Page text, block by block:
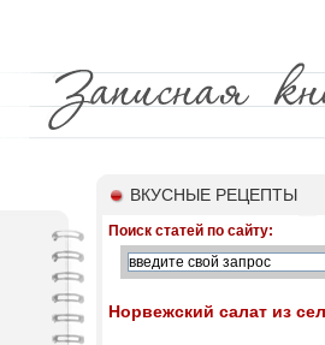
ВКУСНЫЕ РЕЦЕПТЫ
Поиск статей по сайту:
Норвежский салат из